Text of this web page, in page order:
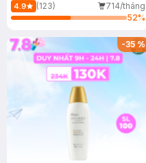
4.9 (123)
714/tháng
52%
-35%